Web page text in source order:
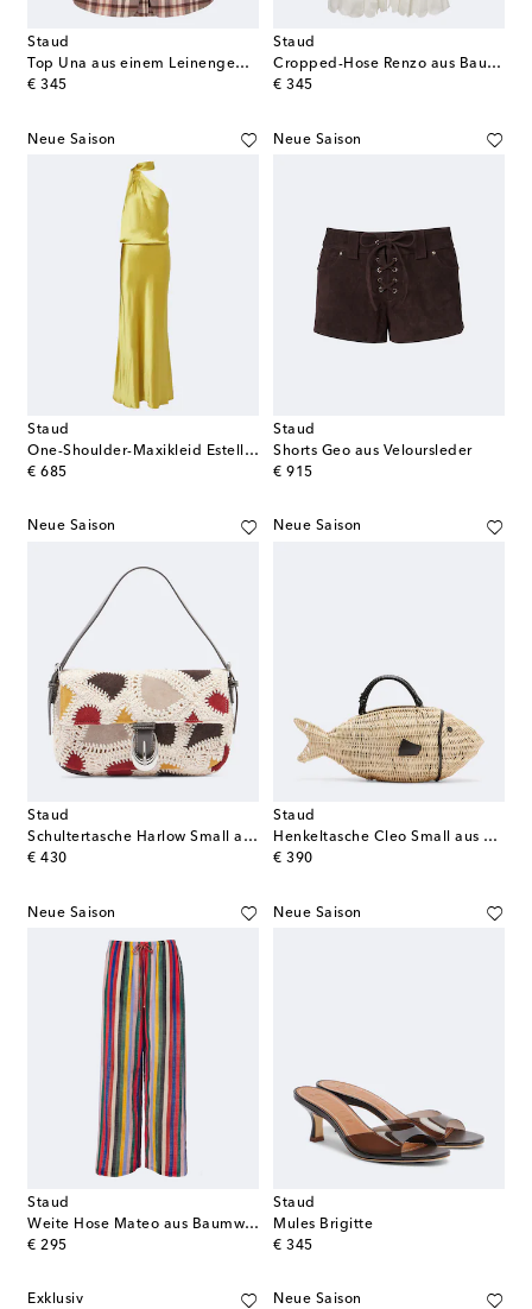
Staud
Top Una aus einem Leinengemisch
€ 345
original price
Staud
Cropped-Hose Renzo aus Baumwoll-Voile
€ 345
original price
Neue Saison
Staud
One-Shoulder-Maxikleid Estelle aus Satin
€ 685
original price
Neue Saison
Staud
Shorts Geo aus Veloursleder
€ 915
original price
Neue Saison
Staud
Schultertasche Harlow Small aus Veloursleder
€ 430
original price
Neue Saison
Staud
Henkeltasche Cleo Small aus Korbgeflecht
€ 390
original price
Neue Saison
Staud
Weite Hose Mateo aus Baumwolle
€ 295
original price
Neue Saison
Staud
Mules Brigitte
€ 345
original price
Exklusiv Neue Saison